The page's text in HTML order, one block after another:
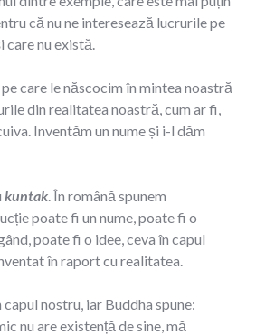
că nu ne interesează lucrurile pe
care nu există.
care le născocim în mintea noastră
din realitatea noastră, cum ar fi,
Inventăm un nume și i-l dăm
kuntak. În română spunem
poate fi un nume, poate fi o
poate fi o idee, ceva în capul
în raport cu realitatea.
nostru, iar Buddha spune:
nu are existență de sine, mă